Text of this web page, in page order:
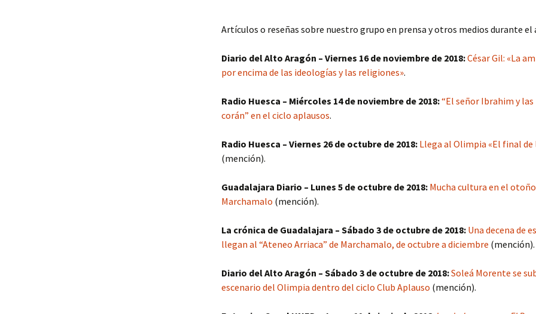
Año 2016
Año 2013
Artículos o reseñas sobre nuestro grupo en prensa y otros medios durante el
Diario del Alto Aragón – Viernes 16 de noviembre de 2018:César Gil: «La
por encima de las ideologías y las religiones».
Radio Huesca – Miércoles 14 de noviembre de 2018:“El señor Ibrahim y
corán” en el ciclo aplausos.
Radio Huesca – Viernes 26 de octubre de 2018: Llega al Olimpia «El final de
(mención).
Guadalajara Diario – Lunes 5 de octubre de 2018: Mucha cultura en el
Marchamalo (mención).
La crónica de Guadalajara – Sábado 3 de octubre de 2018: Una decena de
llegan al “Ateneo Arriaca” de Marchamalo, de octubre a diciembre (mención).
Diario del Alto Aragón – Sábado 3 de octubre de 2018:Soleá Morente se
escenario del Olimpia dentro del ciclo Club Aplauso (mención).